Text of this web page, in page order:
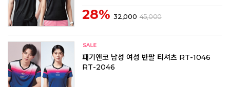
28% 32,000 45,000
패기앤코 남성 여성 반팔 티셔츠 RT-1046
RT-2046